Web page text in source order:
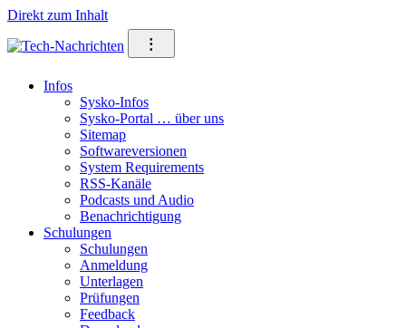
Direkt zum Inhalt
⁝
Infos
Sysko-Infos
Sysko-Portal … über uns
Sitemap
Softwareversionen
System Requirements
RSS-Kanäle
Podcasts und Audio
Benachrichtigung
Schulungen
Schulungen
Anmeldung
Unterlagen
Prüfungen
Feedback